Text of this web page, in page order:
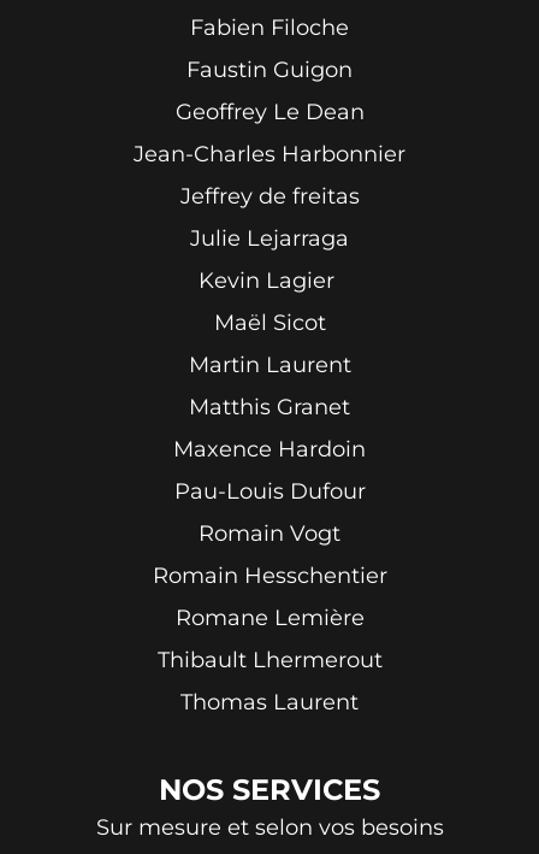
Fabien Filoche
Faustin Guigon
Geoffrey Le Dean
Jean-Charles Harbonnier
Jeffrey de freitas
Julie Lejarraga
Kevin Lagier
Maël Sicot
Martin Laurent
Matthis Granet
Maxence Hardoin
Pau-Louis Dufour
Romain Vogt
Romain Hesschentier
Romane Lemière
Thibault Lhermerout
Thomas Laurent
NOS SERVICES
Sur mesure et selon vos besoins